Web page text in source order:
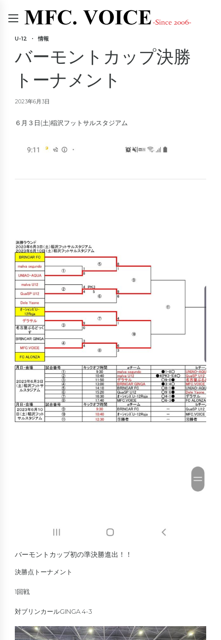
U-12 情報
バーモントカップ決勝
トーナメント
2023年6月3日
６月３日(土)稲沢フットサルスタジアム
バーモントカップ初の準決勝進出！！
決勝点トーナメント
1回戦
対ブリンカールGINGA 4-3